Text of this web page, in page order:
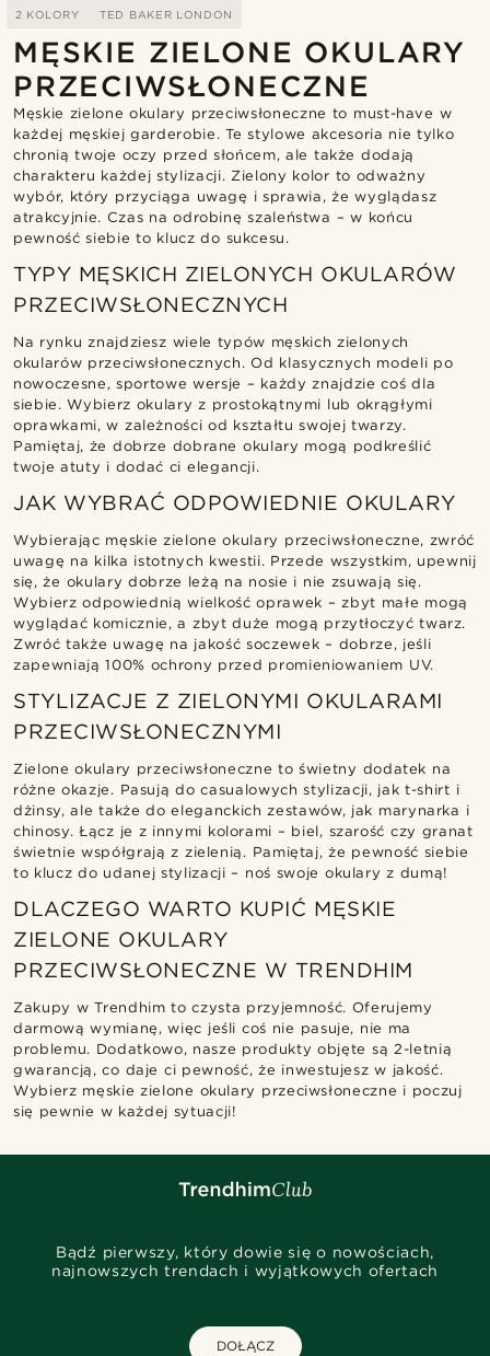
2 KOLORY TED BAKER LONDON
MĘSKIE ZIELONE OKULARY
PRZECIWSŁONECZNE
Męskie zielone okulary przeciwsłoneczne to must-have w
każdej męskiej garderobie. Te stylowe akcesoria nie tylko
chronią twoje oczy przed słońcem, ale także dodają
charakteru każdej stylizacji. Zielony kolor to odważny
wybór, który przyciąga uwagę i sprawia, że wyglądasz
atrakcyjnie. Czas na odrobinę szaleństwa – w końcu
pewność siebie to klucz do sukcesu.
TYPY MĘSKICH ZIELONYCH OKULARÓW
PRZECIWSŁONECZNYCH
Na rynku znajdziesz wiele typów męskich zielonych
okularów przeciwsłonecznych. Od klasycznych modeli po
nowoczesne, sportowe wersje – każdy znajdzie coś dla
siebie. Wybierz okulary z prostokątnymi lub okrągłymi
oprawkami, w zależności od kształtu swojej twarzy.
Pamiętaj, że dobrze dobrane okulary mogą podkreślić
twoje atuty i dodać ci elegancji.
JAK WYBRAĆ ODPOWIEDNIE OKULARY
Wybierając męskie zielone okulary przeciwsłoneczne, zwróć
uwagę na kilka istotnych kwestii. Przede wszystkim, upewnij
się, że okulary dobrze leżą na nosie i nie zsuwają się.
Wybierz odpowiednią wielkość oprawek – zbyt małe mogą
wyglądać komicznie, a zbyt duże mogą przytłoczyć twarz.
Zwróć także uwagę na jakość soczewek – dobrze, jeśli
zapewniają 100% ochrony przed promieniowaniem UV.
STYLIZACJE Z ZIELONYMI OKULARAMI
PRZECIWSŁONECZNYMI
Zielone okulary przeciwsłoneczne to świetny dodatek na
różne okazje. Pasują do casualowych stylizacji, jak t-shirt i
dżinsy, ale także do eleganckich zestawów, jak marynarka i
chinosy. Łącz je z innymi kolorami – biel, szarość czy granat
świetnie współgrają z zielenią. Pamiętaj, że pewność siebie
to klucz do udanej stylizacji – noś swoje okulary z dumą!
DLACZEGO WARTO KUPIĆ MĘSKIE
ZIELONE OKULARY
PRZECIWSŁONECZNE W TRENDHIM
Zakupy w Trendhim to czysta przyjemność. Oferujemy
darmową wymianę, więc jeśli coś nie pasuje, nie ma
problemu. Dodatkowo, nasze produkty objęte są 2-letnią
gwarancją, co daje ci pewność, że inwestujesz w jakość.
Wybierz męskie zielone okulary przeciwsłoneczne i poczuj
się pewnie w każdej sytuacji!
Bądź pierwszy, który dowie się o nowościach,
najnowszych trendach i wyjątkowych ofertach
DOŁĄCZ